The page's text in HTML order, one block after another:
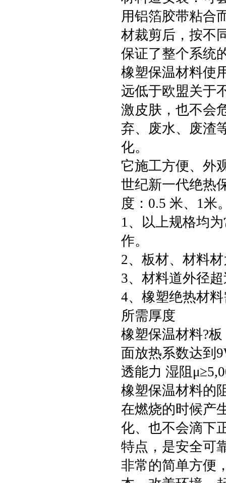
用铝箔胶带粘合
材裁剪后，按不
保证了整个系统
橡塑保温材料使
远低于欧盟关于
激皮肤，也不会
弃、废水、废渣
化。
它施工方便、外
世纪新一代绝热
度：0.5 米、1米
1、以上规格均
作。
2、板材、材料
3、材料道外径
4、橡塑绝热材
所需厚度
橡塑保温材料?
面放热系数达到
透能力 湿阻
橡塑保温材料的
在燃烧的时候产
化、也不会滴下
特点，是安全可
非常的简单方便